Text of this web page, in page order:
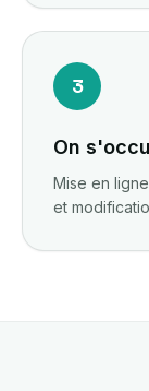
3
On
Mise en
et